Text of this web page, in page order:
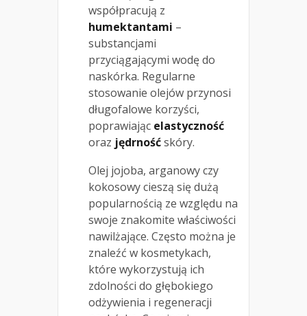
współpracują z
humektantami –
substancjami
przyciągającymi wodę do
naskórka. Regularne
stosowanie olejów przynosi
długofalowe korzyści,
poprawiając elastyczność
oraz jędrnośćskóry.
Olej jojoba, arganowy czy
kokosowy cieszą się dużą
popularnością ze względu na
swoje znakomite właściwości
nawilżające. Często można je
znaleźć w kosmetykach,
które wykorzystują ich
zdolności do głębokiego
odżywienia i regeneracji